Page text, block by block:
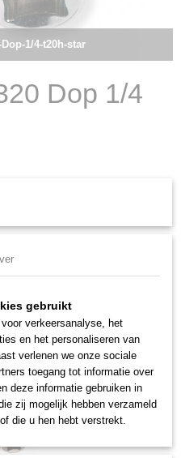
1/4-t20h-star
Dop 1/4
gebruikt
verkeersanalyse, het
en het personaliseren van
verlenen we onze sociale
toegang tot informatie over
deze informatie gebruiken in
zij mogelijk hebben verzameld
die u hen hebt verstrekt.